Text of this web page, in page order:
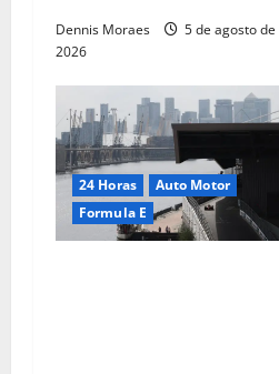
Dennis Moraes
5 de agosto de
2026
24 Horas
Auto Motor
Formula E